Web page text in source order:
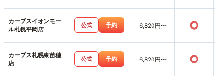
カーブスイオンモー
ル札幌平岡店
公式 予約 6,820円〜 ○
カーブス札幌東苗穂
店
公式 予約 6,820円〜 ○